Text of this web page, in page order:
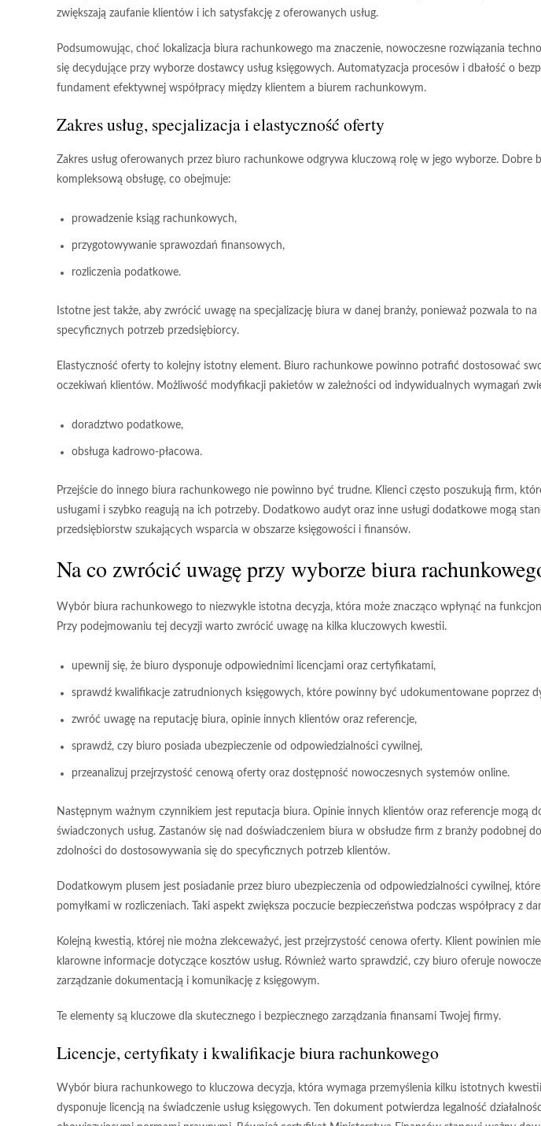
zwiększają zaufanie klientów i ich satysfakcję z oferowanych usług.
Podsumowując, choć lokalizacja biura rachunkowego ma znaczenie, nowoczesne rozwiązania
się decydujące przy wyborze dostawcy usług księgowych. Automatyzacja procesów i dbałość o
fundament efektywnej współpracy między klientem a biurem rachunkowym.
Zakres usług, specjalizacja i elastyczność oferty
Zakres usług oferowanych przez biuro rachunkowe odgrywa kluczową rolę w jego wyborze. Dobre
kompleksową obsługę, co obejmuje:
prowadzenie ksiąg rachunkowych,
przygotowywanie sprawozdań finansowych,
rozliczenia podatkowe.
Istotne jest także, aby zwrócić uwagę na specjalizację biura w danej branży, ponieważ pozwala to na
specyficznych potrzeb przedsiębiorcy.
Elastyczność oferty to kolejny istotny element. Biuro rachunkowe powinno potrafić dostosować
oczekiwań klientów. Możliwość modyfikacji pakietów w zależności od indywidualnych wymagań
doradztwo podatkowe,
obsługa kadrowo-płacowa.
Przejście do innego biura rachunkowego nie powinno być trudne. Klienci często poszukują firm,
usługami i szybko reagują na ich potrzeby. Dodatkowo audyt oraz inne usługi dodatkowe mogą
przedsiębiorstw szukających wsparcia w obszarze księgowości i finansów.
Na co zwrócić uwagę przy wyborze biura
Wybór biura rachunkowego to niezwykle istotna decyzja, która może znacząco wpłynąć na
Przy podejmowaniu tej decyzji warto zwrócić uwagę na kilka kluczowych kwestii.
upewnij się, że biuro dysponuje odpowiednimi licencjami oraz certyfikatami,
sprawdź kwalifikacje zatrudnionych księgowych, które powinny być udokumentowane poprzez
zwróć uwagę na reputację biura, opinie innych klientów oraz referencje,
sprawdź, czy biuro posiada ubezpieczenie od odpowiedzialności cywilnej,
przeanalizuj przejrzystość cenową oferty oraz dostępność nowoczesnych systemów online.
Następnym ważnym czynnikiem jest reputacja biura. Opinie innych klientów oraz referencje mogą
świadczonych usług. Zastanów się nad doświadczeniem biura w obsłudze firm z branży podobnej
zdolności do dostosowywania się do specyficznych potrzeb klientów.
Dodatkowym plusem jest posiadanie przez biuro ubezpieczenia od odpowiedzialności cywilnej,
pomyłkami w rozliczeniach. Taki aspekt zwiększa poczucie bezpieczeństwa podczas współpracy z
Kolejną kwestią, której nie można zlekceważyć, jest przejrzystość cenowa oferty. Klient powinien
klarowne informacje dotyczące kosztów usług. Również warto sprawdzić, czy biuro oferuje
zarządzanie dokumentacją i komunikację z księgowym.
Te elementy są kluczowe dla skutecznego i bezpiecznego zarządzania finansami Twojej firmy.
Licencje, certyfikaty i kwalifikacje biura rachunkowego
Wybór biura rachunkowego to kluczowa decyzja, która wymaga przemyślenia kilku istotnych
dysponuje licencją na świadczenie usług księgowych. Ten dokument potwierdza legalność